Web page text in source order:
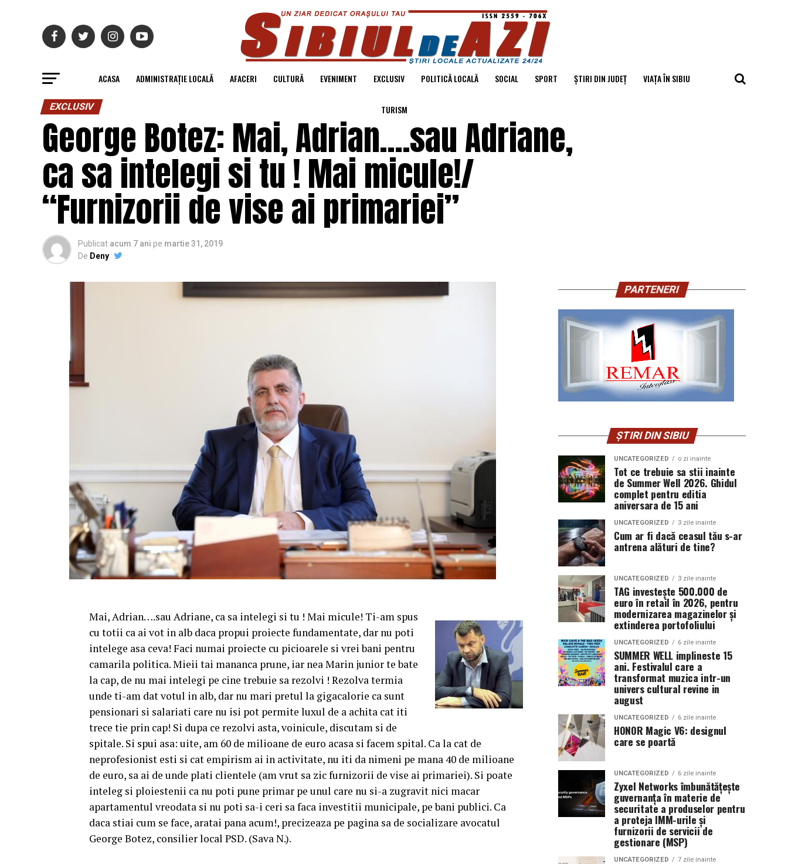
ACASA ADMINISTRAȚIE LOCALĂ AFACERI CULTURĂ EVENIMENT EXCLUSIV POLITICĂ LOCALĂ SOCIAL SPORT ȘTIRI DIN JUDEȚ VIAȚA ÎN SIBIU
TURISM
EXCLUSIV
George Botez: Mai, Adrian….sau Adriane,
ca sa intelegi si tu ! Mai micule!/
“Furnizorii de vise ai primariei”
Publicat acum 7 ani pe martie 31, 2019
De Deny
Mai, Adrian….sau Adriane, ca sa intelegi si tu ! Mai micule! Ti-am spus
cu totii ca ai vot in alb daca propui proiecte fundamentate, dar nu poti
intelege asa ceva! Faci numai proiecte cu picioarele si vrei bani pentru
camarila politica. Mieii tai mananca prune, iar nea Marin junior te bate
la cap, de nu mai intelegi pe cine trebuie sa rezolvi ! Rezolva termia
unde ti-am dat votul in alb, dar nu mari pretul la gigacalorie ca sunt
pensionari si salariati care nu isi pot permite luxul de a achita cat iti
trece tie prin cap! Si dupa ce rezolvi asta, voinicule, discutam si de
spitale. Si spui asa: uite, am 60 de milioane de euro acasa si facem spital. Ca la cat de
neprofesionist esti si cat empirism ai in activitate, nu iti da nimeni pe mana 40 de milioane
de euro, sa ai de unde plati clientele (am vrut sa zic furnizorii de vise ai primariei). Si poate
inteleg si ploiestenii ca nu poti pune primar pe unul care nu si-a zugravit nici macar
apartamentul vreodata si nu poti sa-i ceri sa faca investitii municipale, pe bani publici. Ca
daca stiai cum se face, aratai pana acum!, precizeaza pe pagina sa de socializare avocatul
George Botez, consilier local PSD. (Sava N.).
PARTENERI
ȘTIRI DIN SIBIU
UNCATEGORIZED o zi inainte
Tot ce trebuie sa stii inainte
de Summer Well 2026. Ghidul
complet pentru editia
aniversara de 15 ani
UNCATEGORIZED 3 zile inainte
Cum ar fi dacă ceasul tău s-ar
antrena alături de tine?
UNCATEGORIZED 3 zile inainte
TAG investește 500.000 de
euro în retail în 2026, pentru
modernizarea magazinelor și
extinderea portofoliului
UNCATEGORIZED 6 zile inainte
SUMMER WELL implineste 15
ani. Festivalul care a
transformat muzica intr-un
univers cultural revine in
august
UNCATEGORIZED 6 zile inainte
HONOR Magic V6: designul
care se poartă
UNCATEGORIZED 6 zile inainte
Zyxel Networks îmbunătățește
guvernanța în materie de
securitate a produselor pentru
a proteja IMM-urile și
furnizorii de servicii de
gestionare (MSP)
UNCATEGORIZED 7 zile inainte